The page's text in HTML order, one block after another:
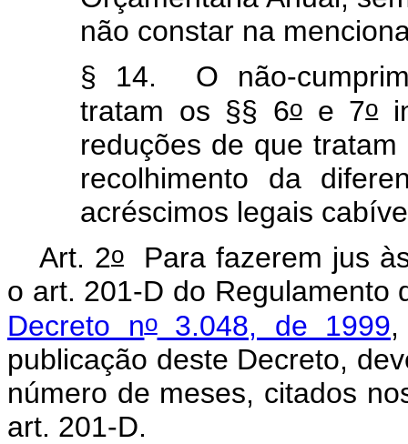
não constar na
§ 14. O não-
tratam os §§ 6oe 7o
reduções de que
recolhimento da
acréscimos legais
Art. 2o Para fazerem jus
o art. 201-D do Regulamento
Decreto no3.048, de 1999
publicação deste Decreto,
número de meses, citados
art. 201-D.